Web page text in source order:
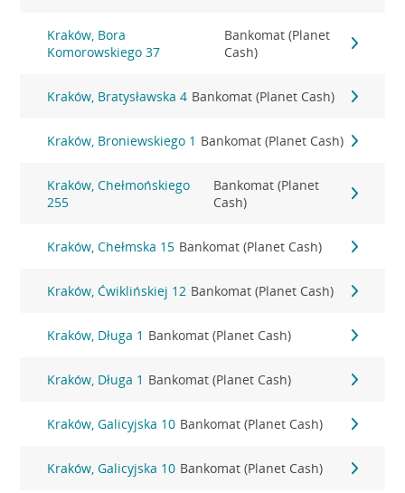
Kraków, Bora
Komorowskiego 37
Bankomat (Planet
Cash)
Kraków, Bratysławska 4 Bankomat (Planet Cash)
Kraków, Broniewskiego 1 Bankomat (Planet Cash)
Kraków, Chełmońskiego
255
Bankomat (Planet
Cash)
Kraków, Chełmska 15 Bankomat (Planet Cash)
Kraków, Ćwiklińskiej 12 Bankomat (Planet Cash)
Kraków, Długa 1 Bankomat (Planet Cash)
Kraków, Długa 1 Bankomat (Planet Cash)
Kraków, Galicyjska 10 Bankomat (Planet Cash)
Kraków, Galicyjska 10 Bankomat (Planet Cash)